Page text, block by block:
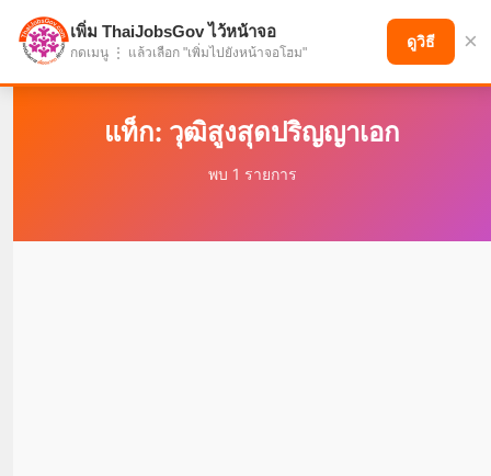
แบ่งปันโอกาส เพื่ออนาคตที่ก้าวหน้า
แท็ก: วุฒิสูงสุดปริญญาเอก
พบ 1 รายการ
เพิ่ม ThaiJobsGov ไว้หน้าจอ
กดเมนู ⋮ แล้วเลือก "เพิ่มไปยังหน้าจอโฮม"
ดูวิธี ×